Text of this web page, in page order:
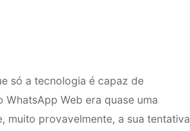
só a tecnologia é capaz de
Web era quase uma
muito provavelmente, a sua tentativa